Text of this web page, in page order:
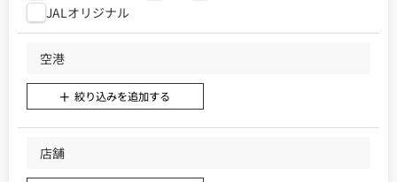
JALオリジナル
空港
絞り込みを追加する
店舗